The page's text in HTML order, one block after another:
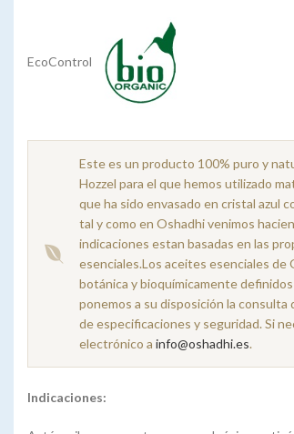
EcoControl
Este es un producto 100% puro y
Hozzel para el que hemos utilizado
que ha sido envasado en cristal azul
tal y como en Oshadhi venimos
indicaciones estan basadas en las
esenciales.Los aceites esenciales
botánica y bioquímicamente
ponemos a su disposición la
de especificaciones y seguridad. Si
electrónico a info@oshadhi.es.
Indicaciones: